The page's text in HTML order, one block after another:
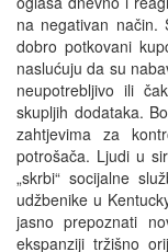
na negativan način.
dobro potkovani
naslućuju da su
neupotrebljivo ili
skupljih dodataka.
zahtjevima za
potrošača. Ljudi u
„skrbi“ socijalne
udžbenike u
jasno prepoznati
ekspanziji tržišno